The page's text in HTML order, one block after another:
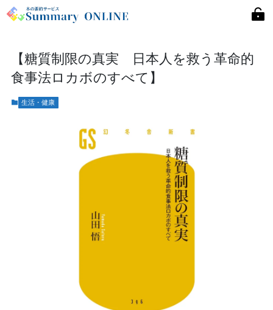
【糖質制限の真実 日本人を救う革命的
食事法ロカボのすべて】
生活・健康